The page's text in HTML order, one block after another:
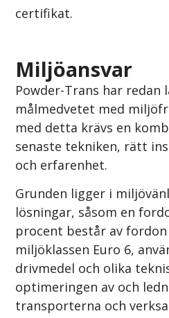
certifikat.
Miljöansvar
Powder-Trans har redan
målmedvetet med
med detta krävs en
senaste tekniken, rätt
och erfarenhet.
Grunden ligger i
lösningar, såsom en
procent består av
miljöklassen Euro 6,
drivmedel och olika
optimeringen av och
transporterna och